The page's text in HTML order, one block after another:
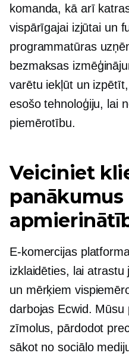
komanda, kā arī
vispārīgajai izjūtai un
programmatūras
bezmaksas
varētu iekļūt un
esošo tehnoloģiju, lai
piemērotību.
Veiciniet
panākumus
E-komercijas
izklaidēties, lai
un mērķiem
darbojas Ecwid.
zīmolus, pārdodot
sākot no sociālo